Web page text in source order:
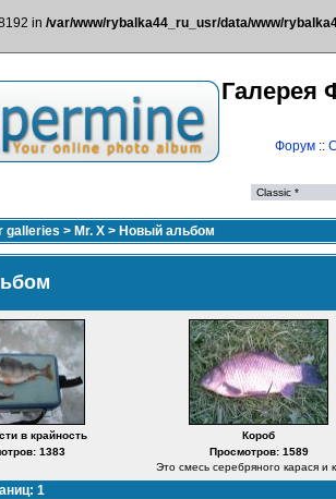
in /var/www/rybalka44_ru_usr/data/www/
Галерея
Форум::
galleries > Mr. X > Новый альбом
в крайность
1383
Короб
Просмотров: 1589
Это смесь серебряного карася и
1